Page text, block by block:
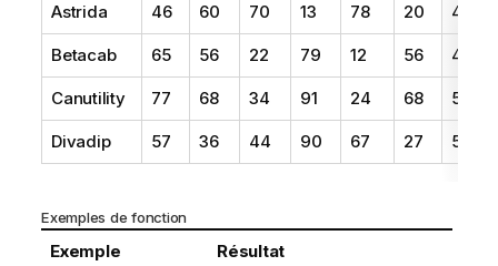
Astrida 46 60 70 13 78 20 45
Betacab 65 56 22 79 12 56 45
Canutility 77 68 34 91 24 68 57
Divadip 57 36 44 90 67 27 57
Exemples de fonction
Exemple Résultat